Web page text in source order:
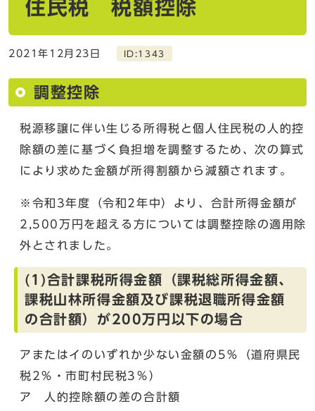
住民税 税額控除
2021年12月23日 ID:1343
調整控除
税源移譲に伴い生じる所得税と個人住民税の人的控
除額の差に基づく負担増を調整するため、次の算式
により求めた金額が所得割額から減額されます。
※令和3年度（令和2年中）より、合計所得金額が
2,500万円を超える方については調整控除の適用除
外とされました。
(1)合計課税所得金額（課税総所得金額、
課税山林所得金額及び課税退職所得金額
の合計額）が200万円以下の場合
アまたはイのいずれか少ない金額の5％（道府県民
税2％・市町村民税3％）
ア 人的控除額の差の合計額